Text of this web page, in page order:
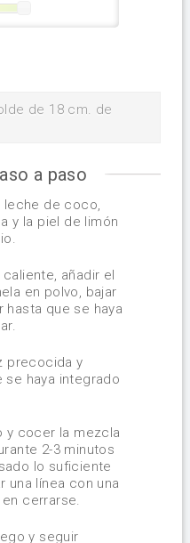
de 18 cm. de
a paso
leche de coco,
y la piel de limón
añadir el
en polvo, bajar
hasta que se haya
precocida y
se haya integrado
y cocer la mezcla
2-3 minutos
lo suficiente
una línea con una
cerrarse.
y seguir